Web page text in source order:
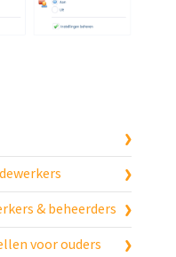
& beheerders
voor ouders